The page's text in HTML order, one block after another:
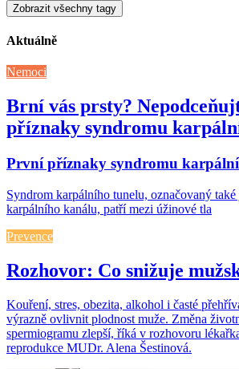
Zobrazit všechny tagy
Aktuálně
Nemoci
Brní vás prsty?
příznaky syndromu
První příznaky syndromu
Syndrom karpálního tunelu, označovaný
karpálního kanálu, patří mezi úžinové tla
Prevence
Rozhovor: Co snižuje
Kouření, stres, obezita, alkohol i časté
výrazně ovlivnit plodnost muže. Změna
spermiogramu zlepší, říká v rozhovoru
reprodukce MUDr. Alena Šestinová.